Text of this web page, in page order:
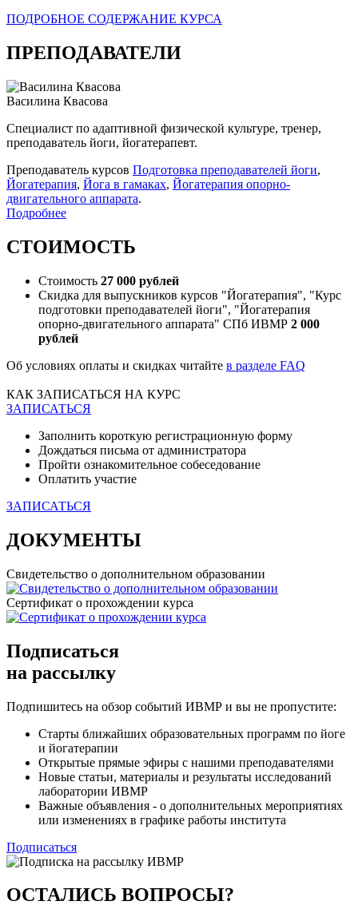
ПОДРОБНОЕ СОДЕРЖАНИЕ КУРСА
ПРЕПОДАВАТЕЛИ
Василина Квасова
Специалист по адаптивной физической культуре, тренер,
преподаватель йоги, йогатерапевт.
Преподаватель курсов Подготовка преподавателей йоги,
Йогатерапия, Йога в гамаках, Йогатерапия опорно-
двигательного аппарата.
Подробнее
СТОИМОСТЬ
Стоимость 27 000 рублей
Скидка для выпускников курсов "Йогатерапия", "Курс
подготовки преподавателей йоги", "Йогатерапия
опорно-двигательного аппарата" СПб ИВМР 2 000
рублей
Об условиях оплаты и скидках читайте в разделе FAQ
КАК ЗАПИСАТЬСЯ НА КУРС
ЗАПИСАТЬСЯ
Заполнить короткую регистрационную форму
Дождаться письма от администратора
Пройти ознакомительное собеседование
Оплатить участие
ЗАПИСАТЬСЯ
ДОКУМЕНТЫ
Свидетельство о дополнительном образовании
Сертификат о прохождении курса
Подписаться
на рассылку
Подпишитесь на обзор событий ИВМР и вы не пропустите:
Старты ближайших образовательных программ по йоге
и йогатерапии
Открытые прямые эфиры с нашими преподавателями
Новые статьи, материалы и результаты исследований
лаборатории ИВМР
Важные объявления - о дополнительных мероприятиях
или изменениях в графике работы института
Подписаться
ОСТАЛИСЬ ВОПРОСЫ?